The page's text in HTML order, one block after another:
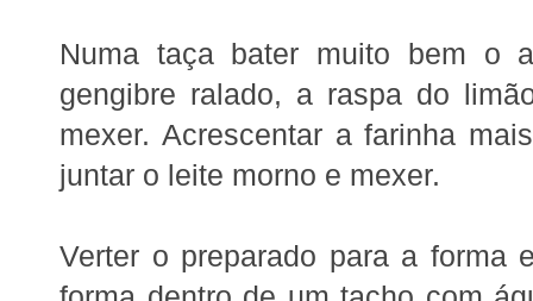
Numa taça bater muito bem o
gengibre ralado, a raspa do
mexer. Acrescentar a farinha
juntar o leite morno e mexer.
Verter o preparado para a forma